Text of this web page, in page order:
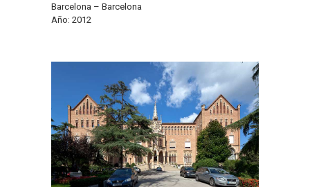
Barcelona – Barcelona
Año: 2012